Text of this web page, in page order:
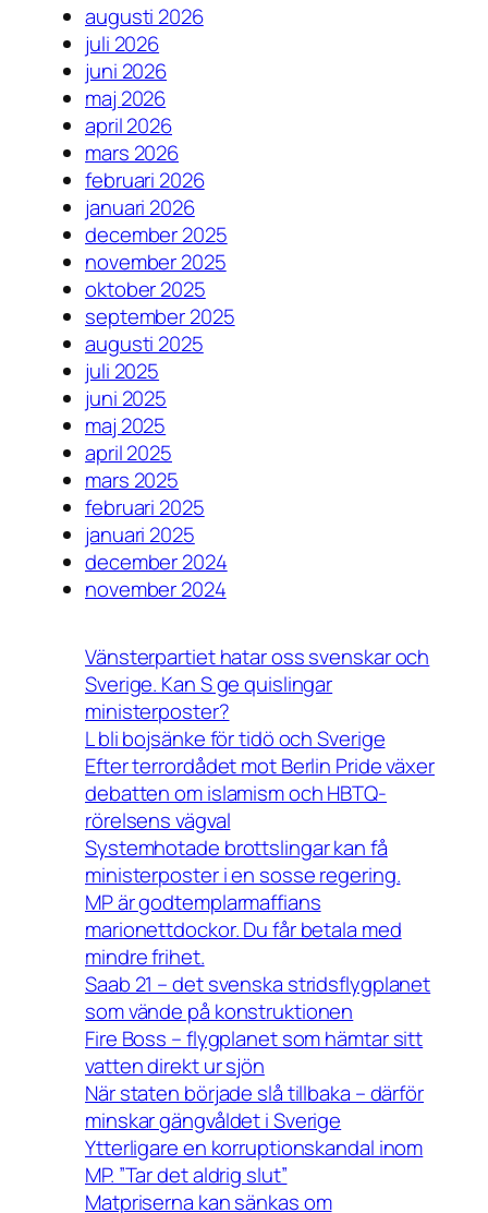
augusti 2026
juli 2026
juni 2026
maj 2026
april 2026
mars 2026
februari 2026
januari 2026
december 2025
november 2025
oktober 2025
september 2025
augusti 2025
juli 2025
juni 2025
maj 2025
april 2025
mars 2025
februari 2025
januari 2025
december 2024
november 2024
Vänsterpartiet hatar oss svenskar och
Sverige. Kan S ge quislingar
ministerposter?
L bli bojsänke för tidö och Sverige
Efter terrordådet mot Berlin Pride växer
debatten om islamism och HBTQ-
rörelsens vägval
Systemhotade brottslingar kan få
ministerposter i en sosse regering.
MP är godtemplarmaffians
marionettdockor. Du får betala med
mindre frihet.
Saab 21 – det svenska stridsflygplanet
som vände på konstruktionen
Fire Boss – flygplanet som hämtar sitt
vatten direkt ur sjön
När staten började slå tillbaka – därför
minskar gängvåldet i Sverige
Ytterligare en korruptionskandal inom
MP. ”Tar det aldrig slut”
Matpriserna kan sänkas om